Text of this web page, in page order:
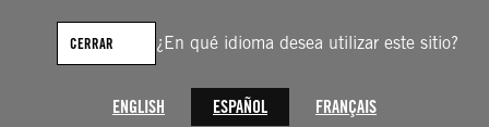
¿En qué idioma desea utilizar este sitio?
ENGLISH ESPAÑOL FRANÇAIS
CERRAR
contenido